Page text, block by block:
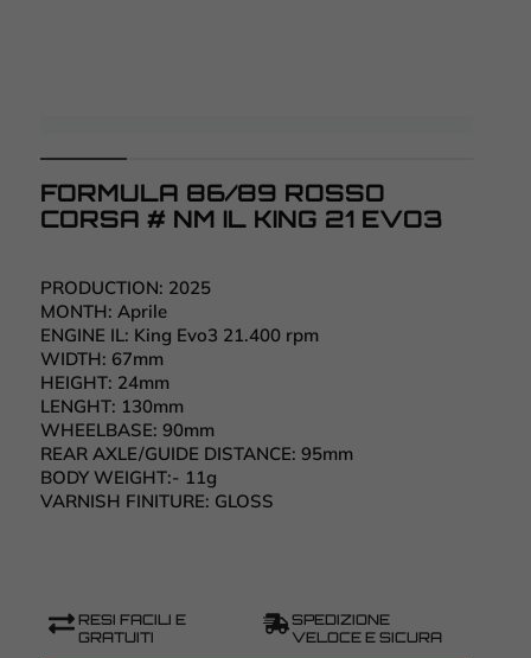
FORMULA 86/89 ROSSO
CORSA # NM IL KING 21 EVO3
PRODUCTION: 2025
MONTH: Aprile
ENGINE IL: King Evo3 21.400 rpm
WIDTH: 67mm
HEIGHT: 24mm
LENGHT: 130mm
WHEELBASE: 90mm
REAR AXLE/GUIDE DISTANCE: 95mm
BODY WEIGHT:- 11g
VARNISH FINITURE: GLOSS
RESI FACILI E
GRATUITI
SPEDIZIONE
VELOCE E SICURA